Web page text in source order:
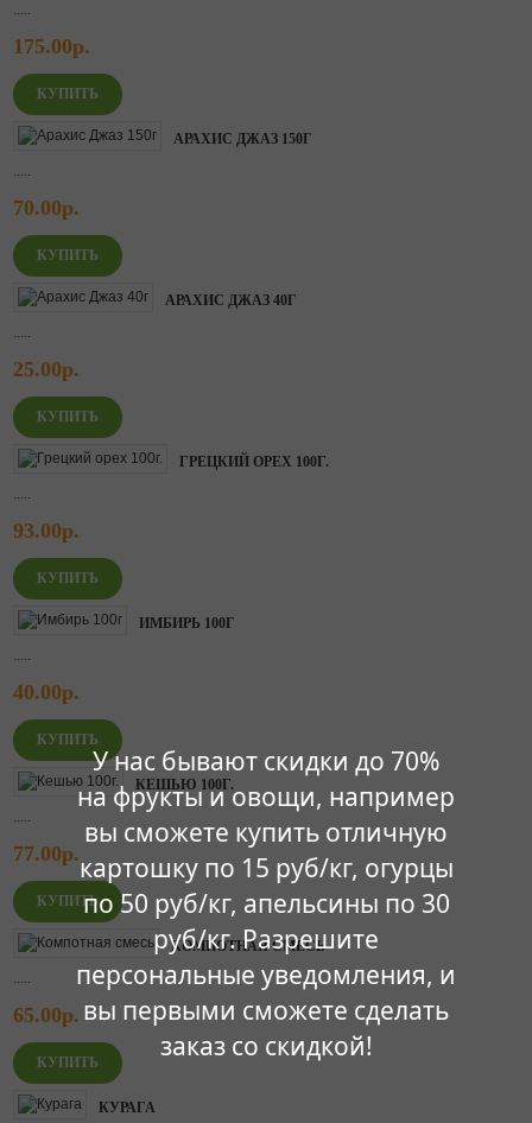
У нас бывают скидки до 70%
на фрукты и овощи, например
вы сможете купить отличную
картошку по 15 руб/кг, огурцы
по 50 руб/кг, апельсины по 30
руб/кг. Разрешите
персональные уведомления, и
вы первыми сможете сделать
заказ со скидкой!
.....
175.00р.
АРАХИС ДЖАЗ 150Г
.....
70.00р.
АРАХИС ДЖАЗ 40Г
.....
25.00р.
ГРЕЦКИЙ ОРЕХ 100Г.
.....
93.00р.
ИМБИРЬ 100Г
.....
40.00р.
КЕШЬЮ 100Г.
.....
77.00р.
КОМПОТНАЯ СМЕСЬ
.....
65.00р.
КУРАГА